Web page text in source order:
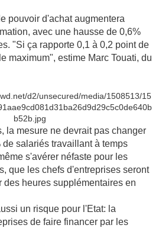
pouvoir d'achat augmentera
avec une hausse de 0,6%
"Si ça rapporte 0,1 à 0,2 point de
maximum", estime Marc Touati, du
la mesure ne devrait pas changer
de salariés travaillant à temps
s'avérer néfaste pour les
que les chefs d'entreprises seront
des heures supplémentaires en
un risque pour l'Etat: la
de faire financer par les